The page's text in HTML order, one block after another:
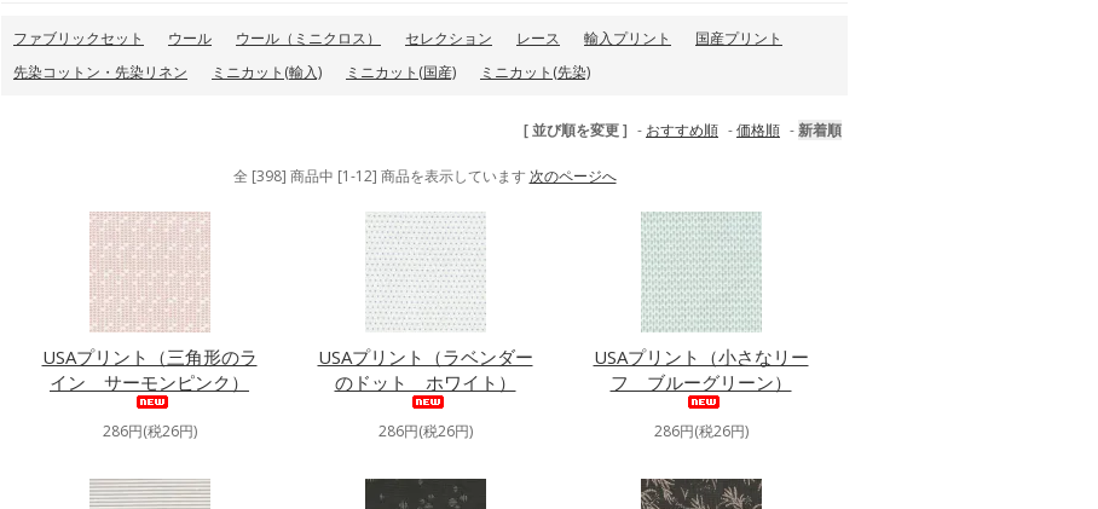
ファブリックセット ウール ウール（ミニクロス） セレクション レース 輸入プリント
国産プリント
先染コットン・先染リネン
ミニカット(輸入) ミニカット(国産) ミニカット(先染)
[ 並び順を変更 ] - おすすめ順 -価格順 -新着順
全 [398] 商品中 [1-12] 商品を表示しています 次のページへ
USAプリント（三角形のラ
イン サーモンピンク）
286円(税26円)
USAプリント（ラベンダー
のドット ホワイト）
286円(税26円)
USAプリント（小さなリー
フ ブルーグリーン）
286円(税26円)